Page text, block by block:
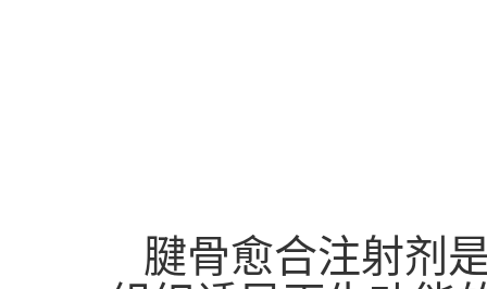
腱骨愈合注射剂